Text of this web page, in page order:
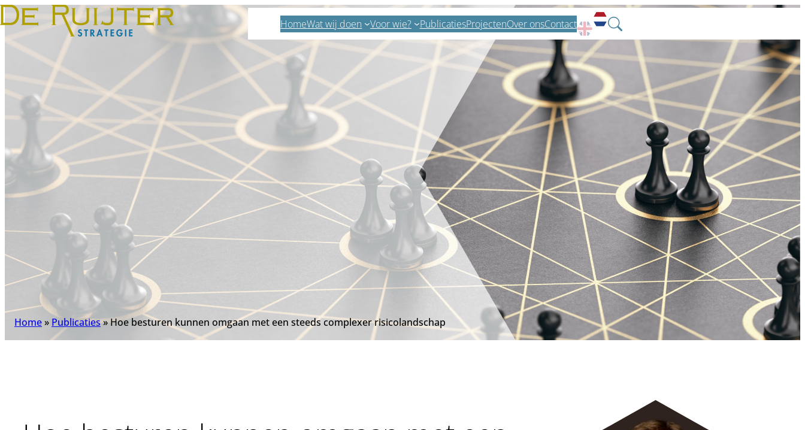
HomeWat wij doen Voor wie? PublicatiesProjectenOver onsContact
Home» Publicaties»Hoe besturen kunnen omgaan met een steeds complexer risicolandschap